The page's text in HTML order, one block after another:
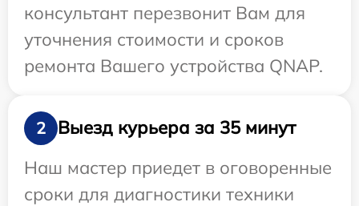
консультант перезвонит Вам для
уточнения стоимости и сроков
ремонта Вашего устройства QNAP.
2
Выезд курьера за 35 минут
Наш мастер приедет в оговоренные
сроки для диагностики техники